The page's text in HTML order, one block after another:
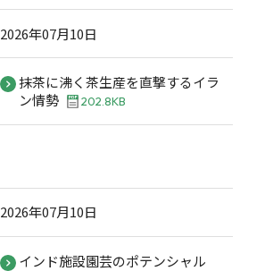
2026年07月10日
抹茶に沸く茶生産を直撃するイラ
ン情勢
202.8KB
2026年07月10日
インド施設園芸のポテンシャル